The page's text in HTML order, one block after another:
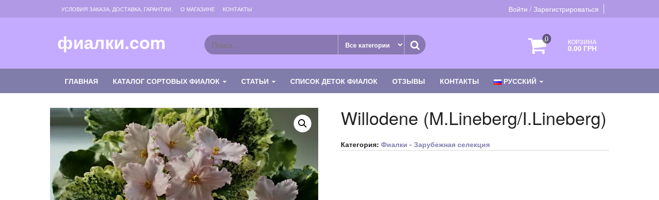
Войти / Зарегистрироваться
УСЛОВИЯ ЗАКАЗА, ДОСТАВКА, ГАРАНТИИ. О МАГАЗИНЕ КОНТАКТЫ
фиалки.com 0 КОРЗИНА
0.00 ГРН
ГЛАВНАЯ КАТАЛОГ СОРТОВЫХ ФИАЛОК СТАТЬИ СПИСОК ДЕТОК ФИАЛОК ОТЗЫВЫ КОНТАКТЫ РУССКИЙ
Willodene (M.Lineberg/I.Lineberg)
Категория: Фиалки - Зарубежная селекция